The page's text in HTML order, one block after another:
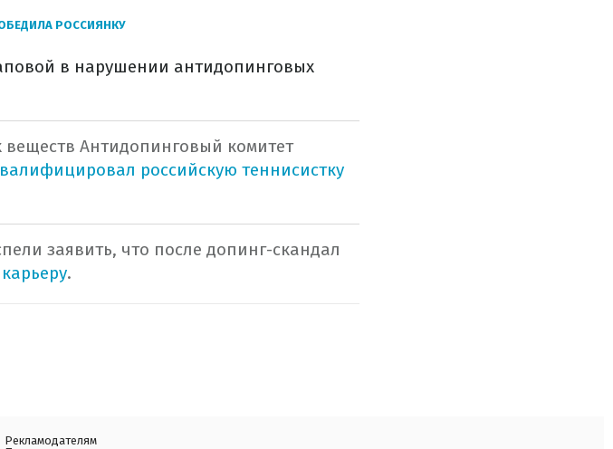
РОССИЯНКУ
в нарушении антидопинговых
Антидопинговый комитет
российскую теннисистку
заявить, что после допинг-скандал
.
Рекламодателям